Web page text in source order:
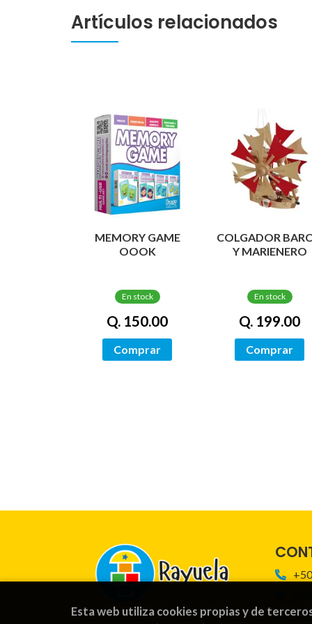
Artículos relacionados
MEMORY GAME
OOOK
En stock
Q. 150.00
Comprar
COLGADOR
Y MARIENERO
En stock
Q. 199.00
Comprar
Esta web utiliza cookies propias y de